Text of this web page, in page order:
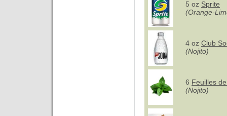
5 oz Sprite
(Orange-
4 oz Club
(Nojito)
6 Feuilles
(Nojito)